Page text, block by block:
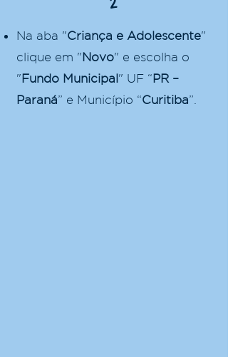
2
Na aba "Criança e Adolescente"
clique em "Novo" e escolha o
"Fundo Municipal" UF “PR –
Paraná” e Município “Curitiba”.